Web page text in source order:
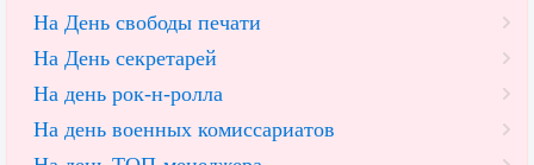
На День свободы печати
На День секретарей
На день рок-н-ролла
На день военных комиссариатов